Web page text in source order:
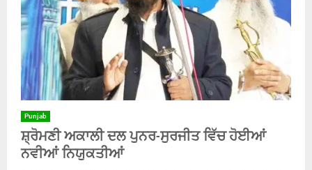
Punjab
ਸ਼੍ਰੋਮਣੀ ਅਕਾਲੀ ਦਲ ਪੁਨਰ-ਸੁਰਜੀਤ ਵਿੱਚ ਹੋਈਆਂ
ਨਵੀਆਂ ਨਿਯੁਕਤੀਆਂ